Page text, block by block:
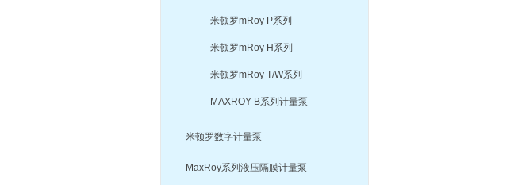
米顿罗mRoy P系列
米顿罗mRoy H系列
米顿罗mRoy T/W系列
MAXROY B系列计量泵
米顿罗数字计量泵
MaxRoy系列液压隔膜计量泵